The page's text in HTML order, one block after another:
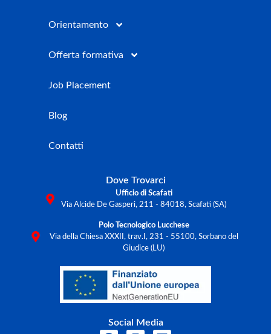
Orientamento
Offerta formativa
Job Placement
Blog
Contatti
Dove Trovarci
Ufficio di Scafati
Via Alcide De Gasperi, 211 - 84018, Scafati (SA)
Polo Tecnologico Lucchese
Via della Chiesa XXXII, trav.I, 231 - 55100, Sorbano del
Giudice (LU)
Social Media